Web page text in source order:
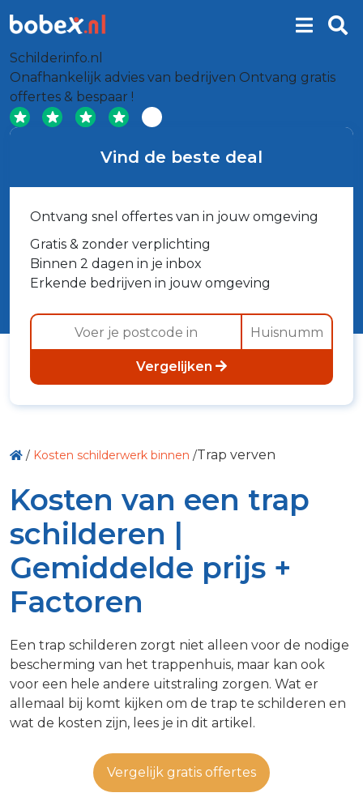
Schilderinfo.nl
Onafhankelijk advies van bedrijven Ontvang gratis
offertes & bespaar !
Vind de beste deal
Ontvang snel offertes van in jouw omgeving
Gratis & zonder verplichting
Binnen 2 dagen in je inbox
Erkende bedrijven in jouw omgeving
Vergelijken
/ Kosten schilderwerk binnen /Trap verven
Kosten van een trap
schilderen |
Gemiddelde prijs +
Factoren
Een trap schilderen zorgt niet alleen voor de nodige
bescherming van het trappenhuis, maar kan ook
voor een hele andere uitstraling zorgen. Wat er
allemaal bij komt kijken om de trap te schilderen en
wat de kosten zijn, lees je in dit artikel.
Vergelijk gratis offertes